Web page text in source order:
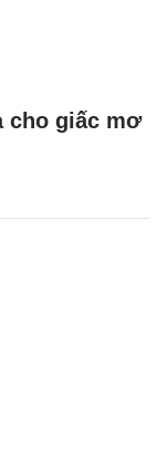
cho giấc mơ